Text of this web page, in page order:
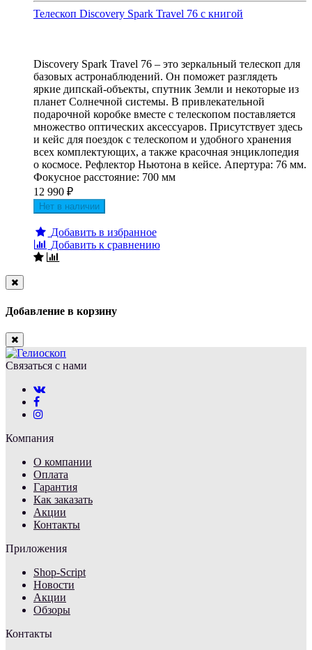
Телескоп Discovery Spark Travel 76 с книгой
Discovery Spark Travel 76 – это зеркальный телескоп для
базовых астронаблюдений. Он поможет разглядеть
яркие дипскай-объекты, спутник Земли и некоторые из
планет Солнечной системы. В привлекательной
подарочной коробке вместе с телескопом поставляется
множество оптических аксессуаров. Присутствует здесь
и кейс для поездок с телескопом и удобного хранения
всех комплектующих, а также красочная энциклопедия
о космосе. Рефлектор Ньютона в кейсе. Апертура: 76 мм.
Фокусное расстояние: 700 мм
12 990 ₽
Нет в наличии
Добавить в избранное
Добавить к сравнению
Close
Добавление в корзину
Close
Связаться с нами
Компания
О компании
Оплата
Гарантия
Как заказать
Акции
Контакты
Приложения
Shop-Script
Новости
Акции
Обзоры
Контакты